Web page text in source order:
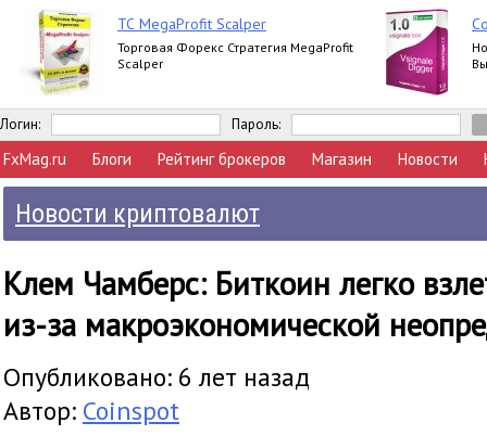
ТС MegaProfit Scalper
Торговая Форекс Стратегия MegaProfit
Scalper
Логин: Пароль:
FxMag.ru Блоги Рейтинг брокеров Магазин Новости
Новости криптовалют
Клем Чамберс: Биткоин легко
из-за макроэкономической
Опубликовано: 6 лет назад
Автор: Coinspot